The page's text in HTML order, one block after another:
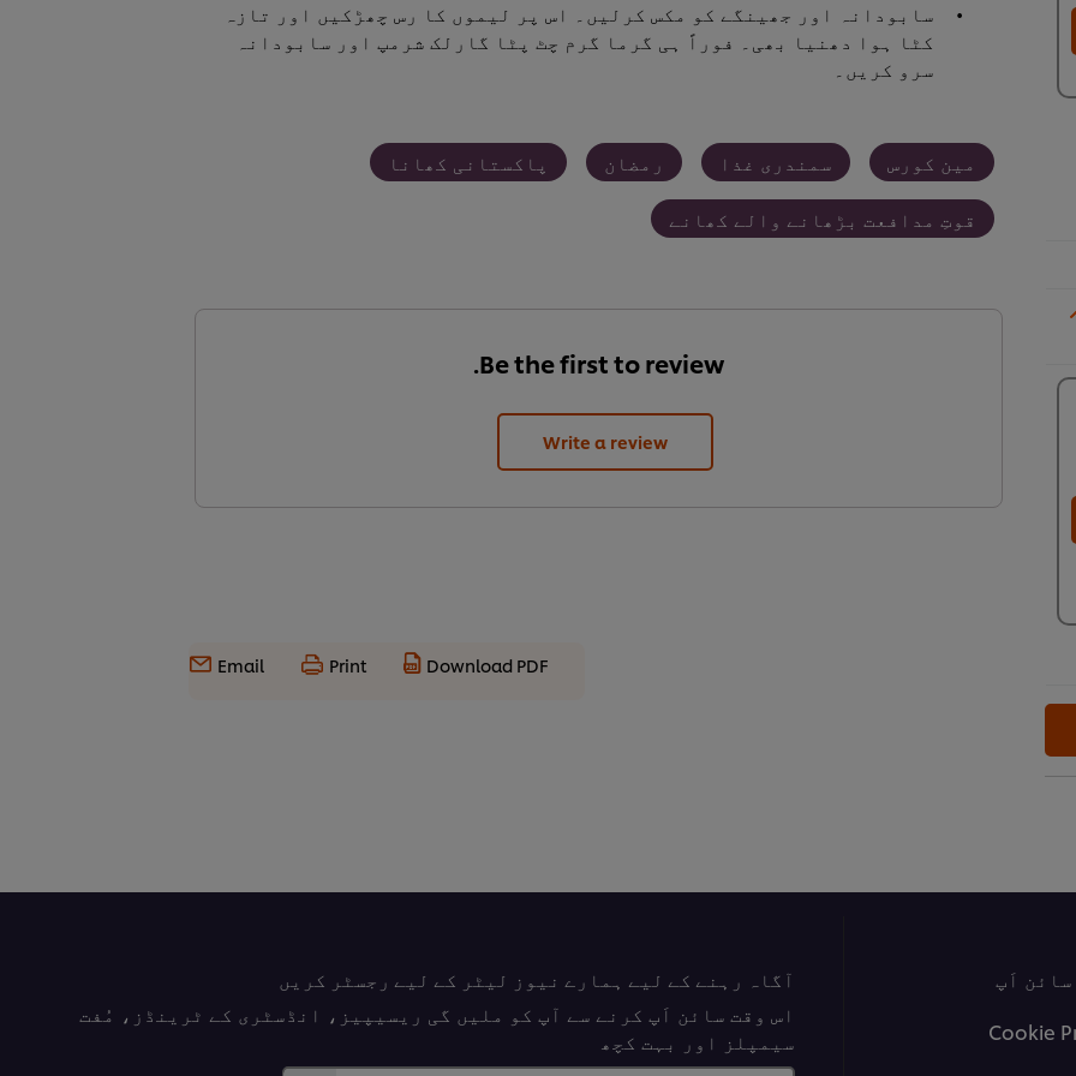
سابودانہ اور جھینگے کو مکس کرلیں۔ اس پر لیموں کا رس چھڑکیں اور تازہ
کٹا ہوا دھنیا بھی۔ فوراً ہی گرما گرم چٹ پٹا گارلک شرمپ اور سابودانہ
سرو کریں۔
مین کورس سمندری غذا رمضان پاکستانی کھانا
قوتِ مدافعت بڑھانے والے کھانے
Be the first to review.
Write a review
Download PDF
Print
Email
اَپ
Cookie
آگاہ رہنے کے لیے ہمارے نیوز لیٹر کے لیے رجسٹر کریں
اس وقت سائن اَپ کرنے سے آپ کو ملیں گی ریسیپیز، انڈسٹری کے ٹرینڈز، مُفت
سیمپلز اور بہت کچھ